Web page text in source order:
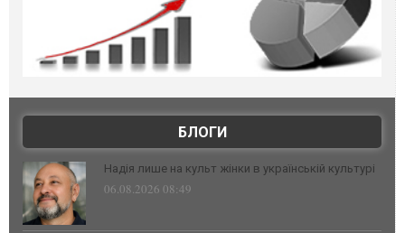
БЛОГИ
Надія лише на культ жінки в українській культурі
06.08.2026 08:49